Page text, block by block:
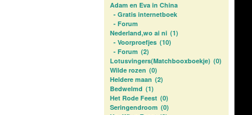
Adam en Eva in China
- Gratis internetboek
- Forum
Nederland,wo ai ni (1)
- Voorproefjes (10)
- Forum (2)
Lotusvingers(Matchbooxboekje) (0)
Wilde rozen (0)
Heldere maan (2)
Bedwelmd (1)
Het Rode Feest (0)
Seringendroom (0)